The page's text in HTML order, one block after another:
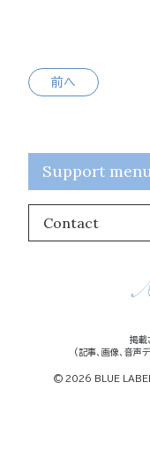
前へ
Support
Contact
掲載
(記事、画像、音声
© 2026 BLUE